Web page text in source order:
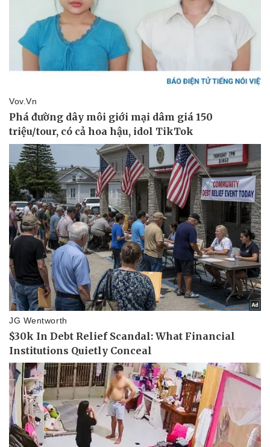
Pháp luật
Vụ án
Tin nóng
Tư vấn luật
Quân sự - Quốc phòng
Vũ khí
Việt Nam
Phân tích